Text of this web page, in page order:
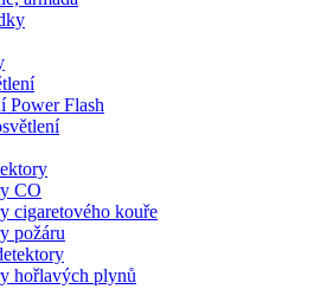
Power Flash
CO
cigaretového kouře
požáru
hořlavých plynů